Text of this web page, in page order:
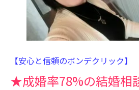
【安心と信頼のボンデクリック】
★成婚率78%の結婚相